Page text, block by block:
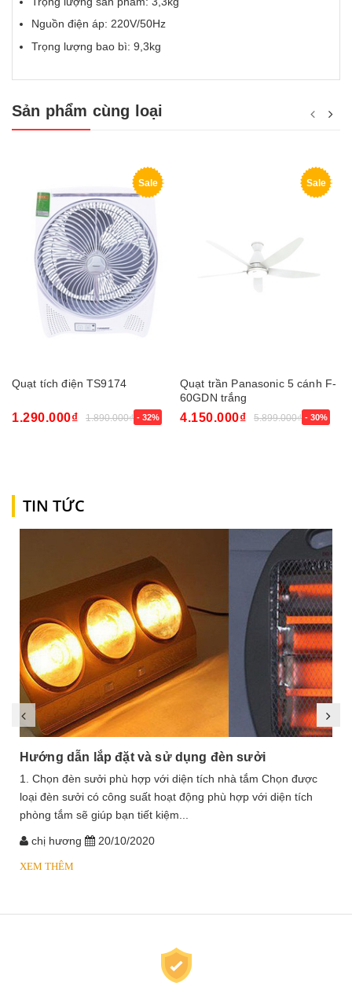
Nguồn điện áp: 220V/50Hz
Trọng lượng bao bì: 9,3kg
Sản phẩm cùng loại
Sale
Quạt tích điện TS9174
1.290.000₫ 1.890.000₫ - 32%
Sale
Quạt trần Panasonic 5 cánh F-
60GDN trắng
4.150.000₫ 5.899.000₫ - 30%
TIN TỨC
Hướng dẫn lắp đặt và sử dụng đèn sưởi
1. Chọn đèn sưởi phù hợp với diện tích nhà tắm Chọn được
loại đèn sưởi có công suất hoạt động phù hợp với diện tích
phòng tắm sẽ giúp bạn tiết kiệm...
chị hương 20/10/2020
XEM THÊM